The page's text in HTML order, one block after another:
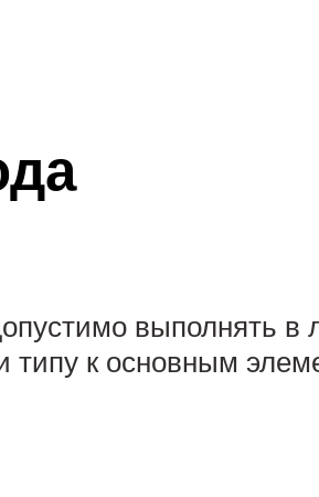
выполнять в
типу к основным